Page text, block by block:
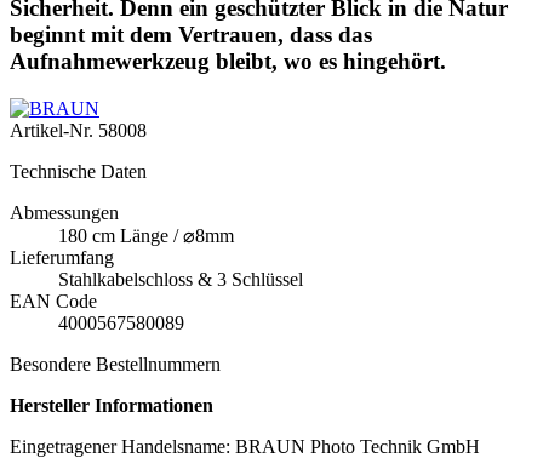
Sicherheit. Denn ein geschützter Blick in die Natur
beginnt mit dem Vertrauen, dass das
Aufnahmewerkzeug bleibt, wo es hingehört.
Artikel-Nr. 58008
Technische Daten
Abmessungen
180 cm Länge / ⌀8mm
Lieferumfang
Stahlkabelschloss & 3 Schlüssel
EAN Code
4000567580089
Besondere Bestellnummern
Hersteller Informationen
Eingetragener Handelsname: BRAUN Photo Technik GmbH